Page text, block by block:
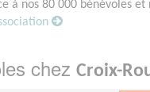
à nos 80 000 bénévoles
chez Croix-